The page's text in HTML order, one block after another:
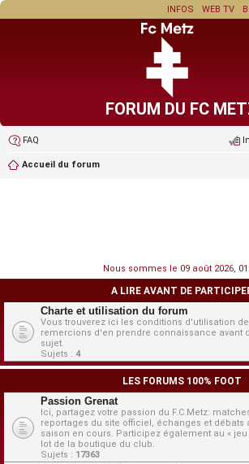
WEB TV
INFOS
FORUM DU FC
FAQ
Accueil du forum
Nous sommes le 09 août 2026,
A LIRE AVANT DE
Charte et utilisation du forum
Vous trouverez ici les conditions d'utilisation
remercions d'en prendre connaissance avant
sujet.
Sujets : 4
LES FORUMS 100% FOOT
Passion Grenat
Ici, partagez votre passion du F.C.Metz:
reportages du site officiel, échanges et débats
saison en cours. Participez également au «
lot de la boutique du club.
Sujets : 17363